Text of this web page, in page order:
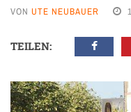
VON UTE NEUBAUER
TEILEN: